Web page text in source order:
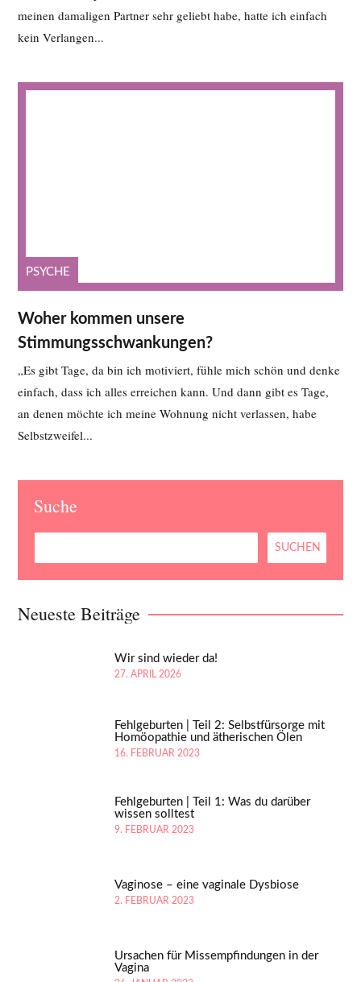
meinen damaligen Partner sehr geliebt habe, hatte ich einfach
kein Verlangen...
PSYCHE
Woher kommen unsere
Stimmungsschwankungen?
„Es gibt Tage, da bin ich motiviert, fühle mich schön und denke
einfach, dass ich alles erreichen kann. Und dann gibt es Tage,
an denen möchte ich meine Wohnung nicht verlassen, habe
Selbstzweifel...
Suche
Neueste Beiträge
Wir sind wieder da!
27. APRIL 2026
Fehlgeburten | Teil 2: Selbstfürsorge mit
Homöopathie und ätherischen Ölen
16. FEBRUAR 2023
Fehlgeburten | Teil 1: Was du darüber
wissen solltest
9. FEBRUAR 2023
Vaginose – eine vaginale Dysbiose
2. FEBRUAR 2023
Ursachen für Missempfindungen in der
Vagina